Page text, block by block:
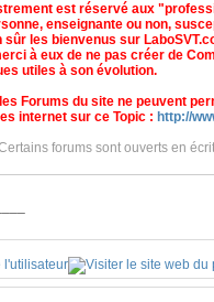
est réservé aux
enseignante ou non,
sûr les bienvenus sur
à eux de ne pas créer de
utiles à son évolution.
Forums du site ne peuvent
internet sur ce Topic : http://
forums sont ouverts en